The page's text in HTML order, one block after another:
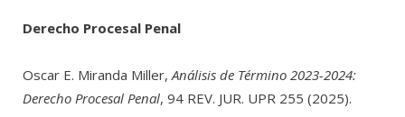
Derecho Procesal Penal
Oscar E. Miranda Miller,Análisis de Término 2023-2024:
Derecho Procesal Penal, 94 REV. JUR. UPR 255 (2025).